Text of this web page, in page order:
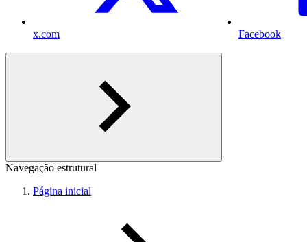
x.com Facebook
Navegação estrutural
Página inicial